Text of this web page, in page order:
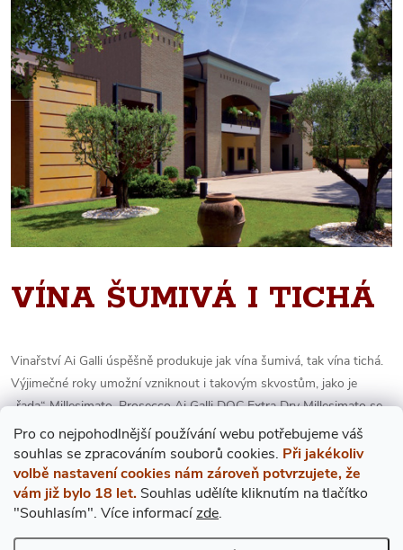
Pro co nejpohodlnější používání webu potřebujeme váš
souhlas se zpracováním souborů cookies. Při jakékoliv
volbě nastavení cookies nám zároveň potvrzujete, že
vám již bylo 18 let. Souhlas udělíte kliknutím na tlačítko
"Souhlasím". Více informacízde.
VÍNA ŠUMIVÁ I TICHÁ
Vinařství Ai Galli úspěšně produkuje jak vína šumivá, tak vína tichá.
Výjimečné roky umožní vzniknout i takovým skvostům, jako je
„řada“ Millesimato. Prosecco Ai Galli DOC Extra Dry Millesimato se
produkuje pouze ve výjimečných ročnících. Má krásně světle
slámovou barvu s jemným dlouhotrvajícím perlením. Od roku 2020
je legislativně možno produkovat i Prosecca růžová. Prosecco Rosé
Ai Galli DOCBrutMillesimato má elegantní světle růžovou barvu s
jemným dlouhotrvajícím perlením a bohatou pěnou. Květinová vůně
je podbarvená vůní jahod, malin a jablek. Typická odrůda Glera je u